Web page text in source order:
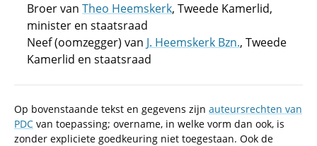
Broer van Theo Heemskerk, Tweede Kamerlid,
minister en staatsraad
Neef (oomzegger) van J. Heemskerk Bzn., Tweede
Kamerlid en staatsraad
Op bovenstaande tekst en gegevens zijn auteursrechten van
PDC van toepassing; overname, in welke vorm dan ook, is
zonder expliciete goedkeuring niet toegestaan. Ook de